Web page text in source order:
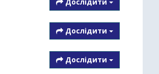
Дослідити
Дослідити